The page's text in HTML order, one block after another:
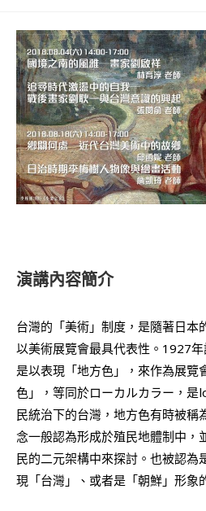
演講內容簡介
台灣的「美術」制度，是隨著日本
以美術展覽會最具代表性。1927年
是以表現「地方色」，來作為展覽
色」，等同於ローカルカラー，
民統治下的台灣，地方色有時被稱
念一般認為形成於殖民地體制中，
民的二元架構中來探討。也被認為
現「台灣」、或者是「朝鮮」形象